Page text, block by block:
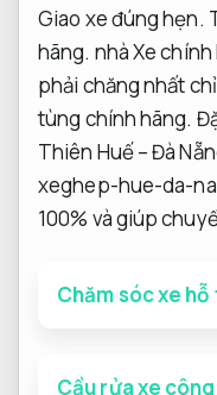
Giao xe đúng hẹn.
hãng. nhà Xe
phải chăng nhất
tùng chính hãng.
Thiên Huế – Đà
xeghep-hue-da-
100% và giúp
Chăm sóc xe
Cầu rửa xe